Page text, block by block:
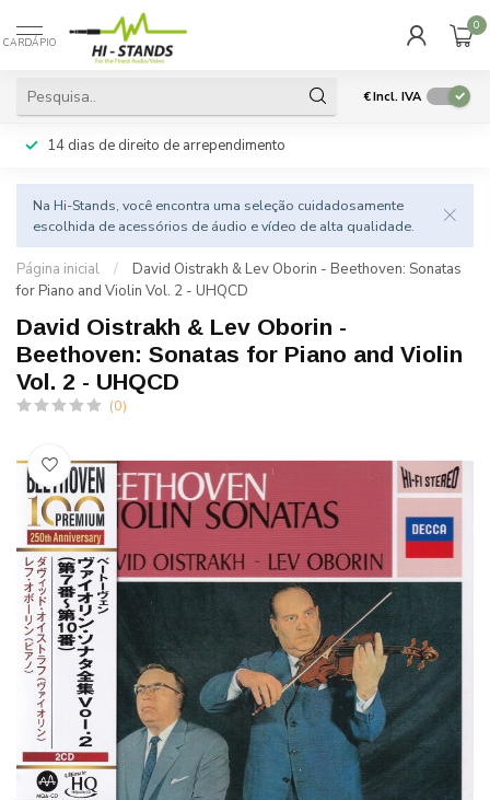
CARDÁPIO
0
€Incl. IVA
14 dias de direito de arrependimento
Na Hi-Stands, você encontra uma seleção cuidadosamente
escolhida de acessórios de áudio e vídeo de alta qualidade.
Página inicial /
David Oistrakh & Lev Oborin - Beethoven: Sonatas
for Piano and Violin Vol. 2 - UHQCD
David Oistrakh & Lev Oborin -
Beethoven: Sonatas for Piano and Violin
Vol. 2 - UHQCD
(0)